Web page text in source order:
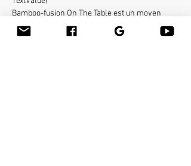
Bamboo-fusion On The Table est un moyen
innovant de fournir un massage suédois ou des
tissus profonds du corps entier sur la table tout